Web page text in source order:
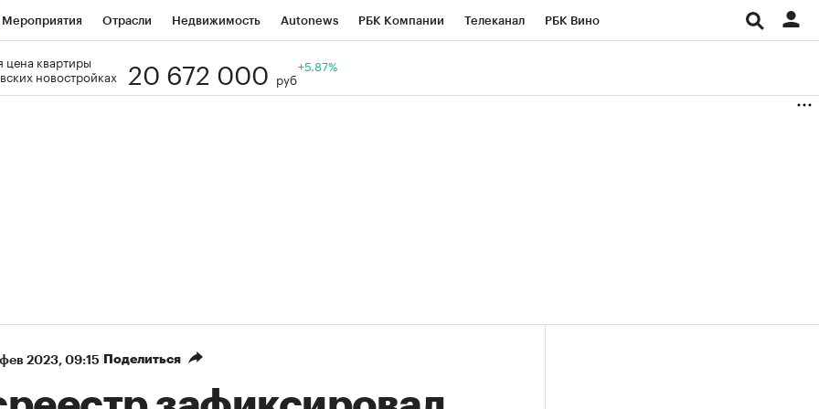
Мероприятия Отрасли Недвижимость Autonews РБК Компании Телеканал РБК Вино
Визионеры
цена квартиры
новостройках
20 672 000 руб
+5.87%
фев 2023, 09:15 Поделиться